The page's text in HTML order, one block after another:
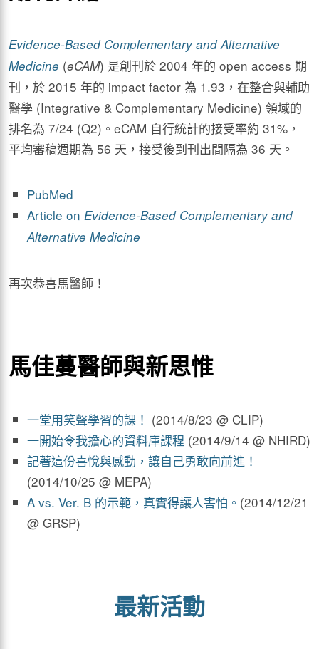
Evidence-Based Complementary and Alternative
Medicine (eCAM) 是創刊於 2004 年的 open access 期
刊，於 2015 年的 impact factor 為 1.93，在整合與輔助
醫學 (Integrative & Complementary Medicine) 領域的
排名為 7/24 (Q2)。eCAM 自行統計的接受率約 31%，
平均審稿週期為 56 天，接受後到刊出間隔為 36 天。
PubMed
Article on Evidence-Based Complementary and
Alternative Medicine
再次恭喜馬醫師！
馬佳蔓醫師與新思惟
一堂用笑聲學習的課！ (2014/8/23 @ CLIP)
一開始令我擔心的資料庫課程 (2014/9/14 @ NHIRD)
記著這份喜悅與感動，讓自己勇敢向前進！
(2014/10/25 @ MEPA)
A vs. Ver. B 的示範，真實得讓人害怕。 (2014/12/21
@ GRSP)
最新活動